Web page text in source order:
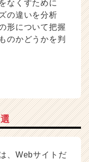
なくすために
の違いを分析
形について把握
のかどうかを判
、Webサイトだ